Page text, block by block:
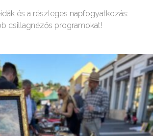
és a részleges napfogyatkozás:
csillagnézős programokat!